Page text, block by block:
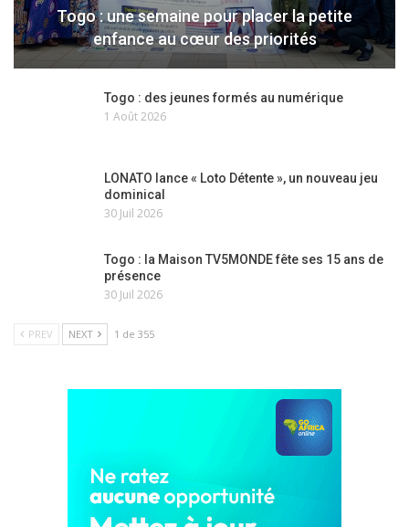
Togo : une semaine pour placer la petite
enfance au cœur des priorités
Togo : des jeunes formés au numérique
1 Août 2026
LONATO lance « Loto Détente », un nouveau jeu
dominical
30 Juil 2026
Togo : la Maison TV5MONDE fête ses 15 ans de
présence
30 Juil 2026
PREV NEXT 1 de 355